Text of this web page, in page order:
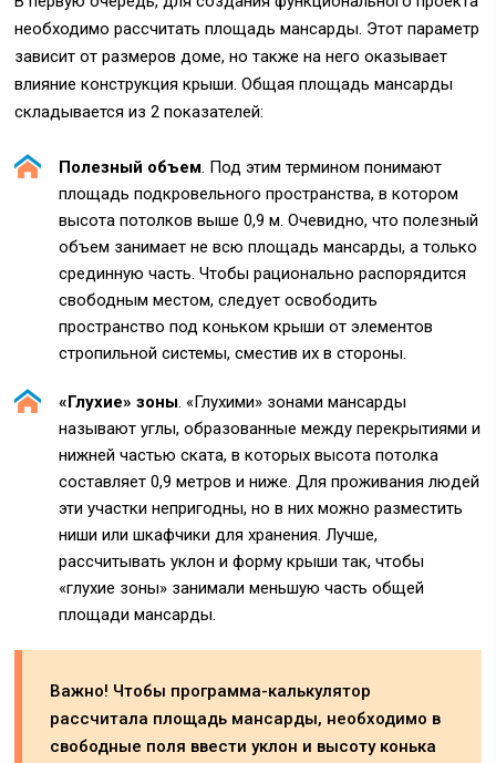
необходимо рассчитать площадь мансарды. Этот параметр
зависит от размеров доме, но также на него оказывает
влияние конструкция крыши. Общая площадь мансарды
складывается из 2 показателей:
Полезный объем. Под этим термином понимают
площадь подкровельного пространства, в котором
высота потолков выше 0,9 м. Очевидно, что полезный
объем занимает не всю площадь мансарды, а только
срединную часть. Чтобы рационально распорядится
свободным местом, следует освободить
пространство под коньком крыши от элементов
стропильной системы, сместив их в стороны.
«Глухие» зоны. «Глухими» зонами мансарды
называют углы, образованные между перекрытиями и
нижней частью ската, в которых высота потолка
составляет 0,9 метров и ниже. Для проживания людей
эти участки непригодны, но в них можно разместить
ниши или шкафчики для хранения. Лучше,
рассчитывать уклон и форму крыши так, чтобы
«глухие зоны» занимали меньшую часть общей
площади мансарды.
Важно! Чтобы программа-калькулятор
рассчитала площадь мансарды, необходимо в
свободные поля ввести уклон и высоту конька